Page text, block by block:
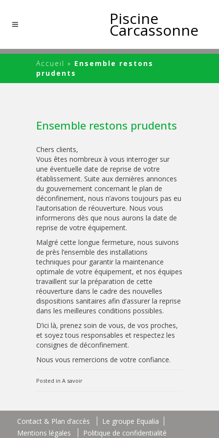
Piscine
Carcassonne
Accueil » Ensemble restons
prudents
Ensemble restons prudents
Chers clients,
Vous êtes nombreux à vous interroger sur
une éventuelle date de reprise de votre
établissement. Suite aux dernières annonces
du gouvernement concernant le plan de
déconfinement, nous n’avons toujours pas eu
l’autorisation de réouverture. Nous vous
informerons dès que nous aurons la date de
reprise de votre équipement.
Malgré cette longue fermeture, nous suivons
de près l’ensemble des installations
techniques pour garantir la maintenance
optimale de votre équipement, et nos équipes
travaillent sur la préparation de cette
réouverture dans le cadre des nouvelles
dispositions sanitaires afin d’assurer la reprise
dans les meilleures conditions possibles.
D’ici là, prenez soin de vous, de vos proches,
et soyez tous responsables et respectez les
consignes de déconfinement.
Nous vous remercions de votre confiance.
Posted in A savoir
Contact & Plan d’accès
Le groupe Equalia
Mentions légales
Politique de confidentialité